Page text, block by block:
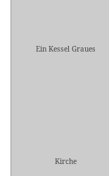
Ein Kessel Graues
Kirche